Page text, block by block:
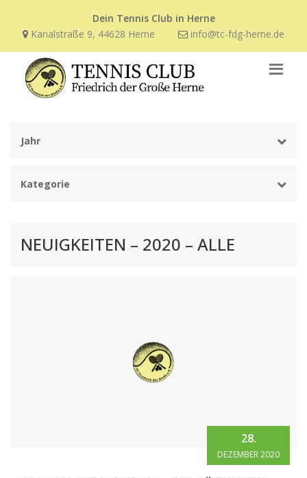
Dein Tennis Club in Herne
Kanalstraße 9, 44628 Herne
info@tc-fdg-herne.de
Jahr
Kategorie
NEUIGKEITEN – 2020 – ALLE
28.
DEZEMBER 2020